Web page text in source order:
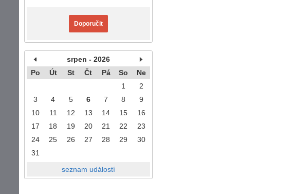
Doporučit
srpen - 2026
Po
Út St Čt Pá So
Ne
1
2
3
4 5 6 7 8
9
10
11 12 13 14 15
16
17
18 19 20 21 22
23
24
25 26 27 28 29
30
31
seznam událostí